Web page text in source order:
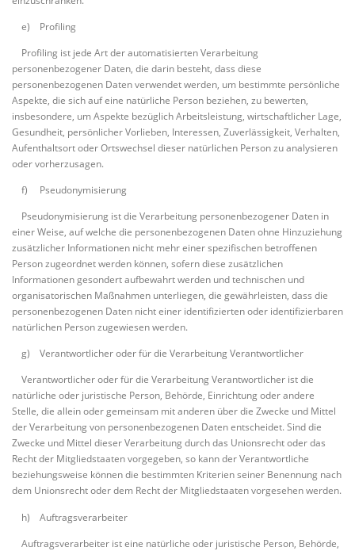
e) Profiling
Profiling ist jede Art der automatisierten Verarbeitung
personenbezogener Daten, die darin besteht, dass diese
personenbezogenen Daten verwendet werden, um bestimmte persönliche
Aspekte, die sich auf eine natürliche Person beziehen, zu bewerten,
insbesondere, um Aspekte bezüglich Arbeitsleistung, wirtschaftlicher Lage,
Gesundheit, persönlicher Vorlieben, Interessen, Zuverlässigkeit, Verhalten,
Aufenthaltsort oder Ortswechsel dieser natürlichen Person zu analysieren
oder vorherzusagen.
f) Pseudonymisierung
Pseudonymisierung ist die Verarbeitung personenbezogener Daten in
einer Weise, auf welche die personenbezogenen Daten ohne Hinzuziehung
zusätzlicher Informationen nicht mehr einer spezifischen betroffenen
Person zugeordnet werden können, sofern diese zusätzlichen
Informationen gesondert aufbewahrt werden und technischen und
organisatorischen Maßnahmen unterliegen, die gewährleisten, dass die
personenbezogenen Daten nicht einer identifizierten oder identifizierbaren
natürlichen Person zugewiesen werden.
g) Verantwortlicher oder für die Verarbeitung Verantwortlicher
Verantwortlicher oder für die Verarbeitung Verantwortlicher ist die
natürliche oder juristische Person, Behörde, Einrichtung oder andere
Stelle, die allein oder gemeinsam mit anderen über die Zwecke und Mittel
der Verarbeitung von personenbezogenen Daten entscheidet. Sind die
Zwecke und Mittel dieser Verarbeitung durch das Unionsrecht oder das
Recht der Mitgliedstaaten vorgegeben, so kann der Verantwortliche
beziehungsweise können die bestimmten Kriterien seiner Benennung nach
dem Unionsrecht oder dem Recht der Mitgliedstaaten vorgesehen werden.
h) Auftragsverarbeiter
Auftragsverarbeiter ist eine natürliche oder juristische Person, Behörde,